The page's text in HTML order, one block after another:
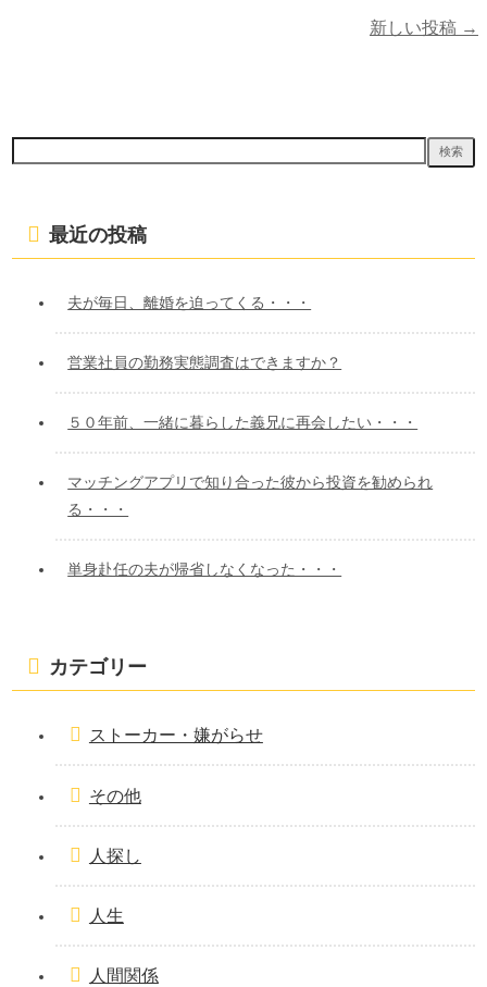
新しい投稿 →
最近の投稿
夫が毎日、離婚を迫ってくる・・・
営業社員の勤務実態調査はできますか？
５０年前、一緒に暮らした義兄に再会したい・・・
マッチングアプリで知り合った彼から投資を勧められ
る・・・
単身赴任の夫が帰省しなくなった・・・
カテゴリー
ストーカー・嫌がらせ
その他
人探し
人生
人間関係